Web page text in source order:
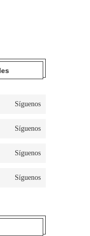
Síguenos
Síguenos
Síguenos
Síguenos